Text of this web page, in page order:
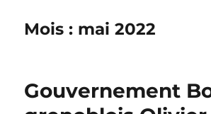
Mois : mai 2022
Gouvernement